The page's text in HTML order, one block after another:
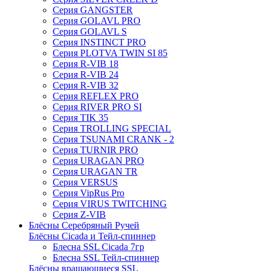
Серия GANGSTER
Серия GOLAVL PRO
Серия GOLAVL S
Серия INSTINCT PRO
Серия PLOTVA TWIN SI 85
Серия R-VIB 18
Серия R-VIB 24
Серия R-VIB 32
Серия REFLEX PRO
Серия RIVER PRO SI
Серия TIK 35
Серия TROLLING SPECIAL
Серия TSUNAMI CRANK - 2
Серия TURNIR PRO
Серия URAGAN PRO
Серия URAGAN TR
Серия VERSUS
Серия VipRus Pro
Серия VIRUS TWITCHING
Серия Z-VIB
Блёсны Серебряный Ручей
Блёсны Cicada и Тейл-спиннер
Блесна SSL Cicada 7гр
Блесна SSL Тейл-спиннер
Блёсны вращающиеся SSL